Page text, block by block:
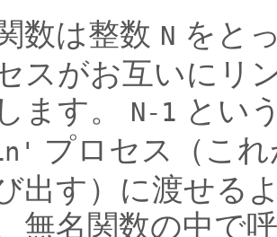
数は整数 N をと
スがお互いにリ
ます。
N-1 とい
プロセス（こ
出す）に渡せる
無名関数の中で